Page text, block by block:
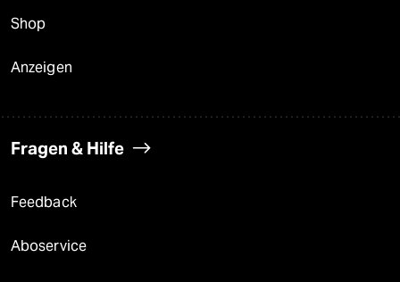
Shop
Anzeigen
Fragen & Hilfe
Feedback
Aboservice